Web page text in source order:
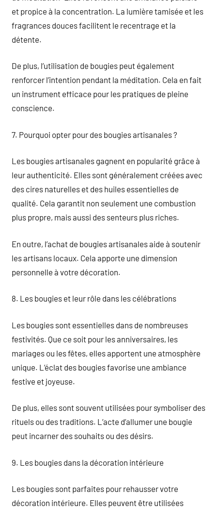
et propice à la concentration. La lumière tamisée et les
fragrances douces facilitent le recentrage et la
détente.
De plus, l’utilisation de bougies peut également
renforcer l’intention pendant la méditation. Cela en fait
un instrument efficace pour les pratiques de pleine
conscience.
7. Pourquoi opter pour des bougies artisanales ?
Les bougies artisanales gagnent en popularité grâce à
leur authenticité. Elles sont généralement créées avec
des cires naturelles et des huiles essentielles de
qualité. Cela garantit non seulement une combustion
plus propre, mais aussi des senteurs plus riches.
En outre, l’achat de bougies artisanales aide à soutenir
les artisans locaux. Cela apporte une dimension
personnelle à votre décoration.
8. Les bougies et leur rôle dans les célébrations
Les bougies sont essentielles dans de nombreuses
festivités. Que ce soit pour les anniversaires, les
mariages ou les fêtes, elles apportent une atmosphère
unique. L’éclat des bougies favorise une ambiance
festive et joyeuse.
De plus, elles sont souvent utilisées pour symboliser des
rituels ou des traditions. L’acte d’allumer une bougie
peut incarner des souhaits ou des désirs.
9. Les bougies dans la décoration intérieure
Les bougies sont parfaites pour rehausser votre
décoration intérieure. Elles peuvent être utilisées